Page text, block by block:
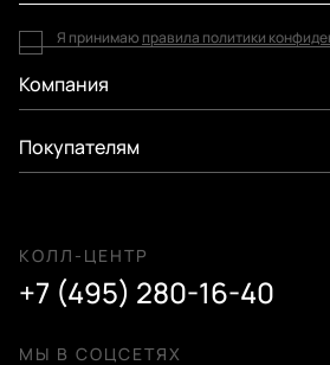
Компания
Покупателям
КОЛЛ-ЦЕНТР
+7 (495) 280-16-40
МЫ В СОЦСЕТЯХ
Я принимаю правила политики